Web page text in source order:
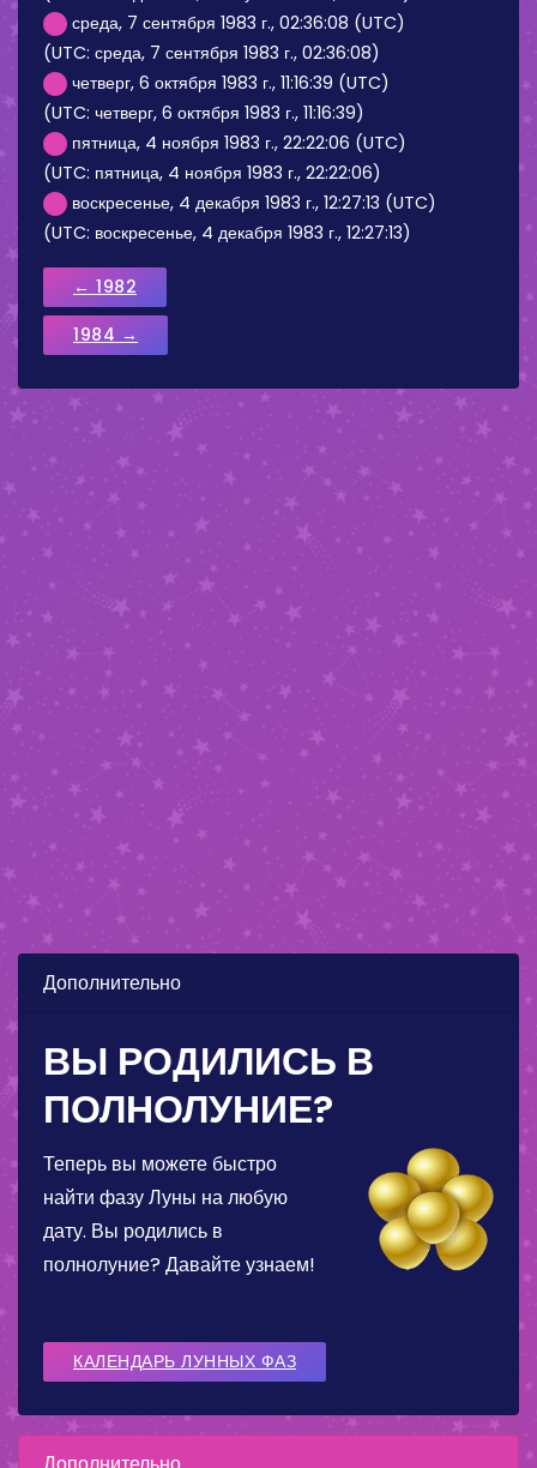
среда, 7 сентября 1983 г., 02:36:08 (UTC)
(UTC: среда, 7 сентября 1983 г., 02:36:08)
четверг, 6 октября 1983 г., 11:16:39 (UTC)
(UTC: четверг, 6 октября 1983 г., 11:16:39)
пятница, 4 ноября 1983 г., 22:22:06 (UTC)
(UTC: пятница, 4 ноября 1983 г., 22:22:06)
воскресенье, 4 декабря 1983 г., 12:27:13 (UTC)
(UTC: воскресенье, 4 декабря 1983 г., 12:27:13)
← 1982
1984 →
Дополнительно
ВЫ РОДИЛИСЬ В
ПОЛНОЛУНИЕ?
Теперь вы можете быстро
найти фазу Луны на любую
дату. Вы родились в
полнолуние? Давайте узнаем!
КАЛЕНДАРЬ ЛУННЫХ ФАЗ